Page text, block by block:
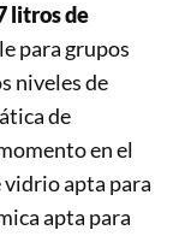
litros de
para grupos
niveles de
de
en el
vidrio apta para
apta para